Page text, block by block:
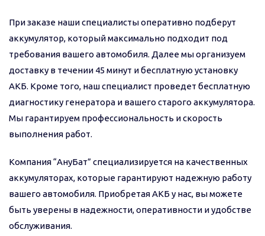
При заказе наши специалисты оперативно подберут
аккумулятор, который максимально подходит под
требования вашего автомобиля. Далее мы организуем
доставку в течении 45 минут и бесплатную установку
АКБ. Кроме того, наш специалист проведет бесплатную
диагностику генератора и вашего старого аккумулятора.
Мы гарантируем профессиональность и скорость
выполнения работ.
Компания “АнуБат” специализируется на качественных
аккумуляторах, которые гарантируют надежную работу
вашего автомобиля. Приобретая АКБ у нас, вы можете
быть уверены в надежности, оперативности и удобстве
обслуживания.